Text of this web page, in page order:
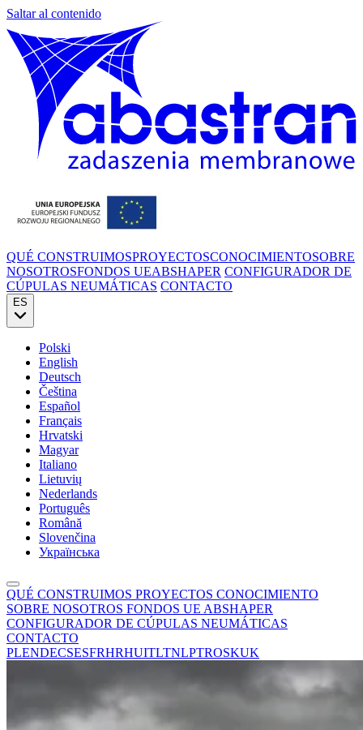
Saltar al contenido
QUÉ CONSTRUIMOSPROYECTOSCONOCIMIENTOSOBRE
NOSOTROSFONDOS UEABSHAPER CONFIGURADOR DE
CÚPULAS NEUMÁTICAS CONTACTO
ES
Polski
English
Deutsch
Čeština
Español
Français
Hrvatski
Magyar
Italiano
Lietuvių
Nederlands
Português
Română
Slovenčina
Українська
QUÉ CONSTRUIMOS PROYECTOS CONOCIMIENTO
SOBRE NOSOTROS FONDOS UE ABSHAPER
CONFIGURADOR DE CÚPULAS NEUMÁTICAS
CONTACTO
PLENDECSESFRHRHUITLTNLPTROSKUK